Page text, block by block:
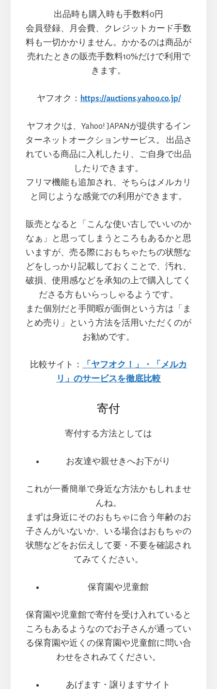
出品時も購入時も手数料0円
会員登録、月会費、クレジットカード手数
料も一切かかりません。かかるのは商品が
売れたときの販売手数料10%だけで利用で
きます。
ヤフオク： https://auctions.yahoo.co.jp/
ヤフオク!は、Yahoo! JAPANが提供するイン
ターネットオークションサービス。 出品さ
れている商品に入札したり、ご自身で出品
したりできます。
フリマ機能も追加され、そちらはメルカリ
と同じような感覚での利用ができます。
販売となると「こんな使い古しでいいのか
なぁ」と思ってしまうところもあるかと思
いますが、売る際におもちゃたちの状態な
どをしっかり記載しておくことで、汚れ、
破損、使用感などを承知の上で購入してく
ださる方もいらっしゃるようです。
また個別だと手間暇が面倒という方は「ま
とめ売り」という方法を活用いただくのが
お勧めです。
比較サイト：
「ヤフオク！」・「メルカ
リ」のサービスを徹底比較
寄付
寄付する方法としては
お友達や親せきへお下がり
これが一番簡単で身近な方法かもしれませ
んね。
まずは身近にそのおもちゃに合う年齢のお
子さんがいないか、いる場合はおもちゃの
状態などをお伝えして要・不要を確認され
てみてください。
保育園や児童館
保育園や児童館で寄付を受け入れていると
ころもあるようなのでお子さんが通ってい
る保育園や近くの保育園や児童館に問い合
わせをされみてください。
あげます・譲りますサイト